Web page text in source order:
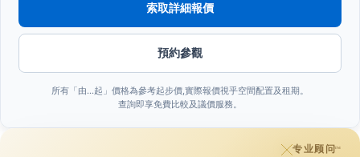
索取詳細報價
預約參觀
所有「由…起」價格為參考起步價,實際報價視乎空間配置及租期。
查詢即享免費比較及議價服務。
专业顾问™